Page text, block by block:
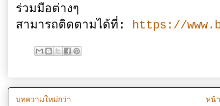
ร่วมมือต่างๆ
สามารถติดตามได้ที่: https://
บทความใหม่กว่า หน้